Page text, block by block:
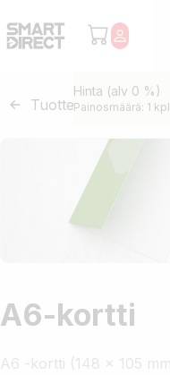
Tuotteet/A6-kortti
A6-kortti
A6 -kortti (148 x 105
Hinta (alv 0 %)
Painosmäärä: 1 kpl